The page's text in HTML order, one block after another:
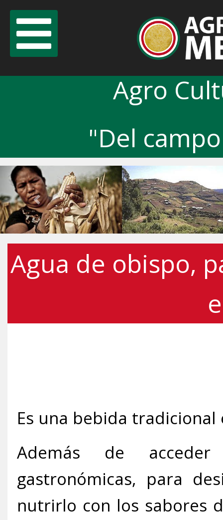
Agro
"Del
Previous
Agua de obispo,
Es una bebida
Además de
gastronómicas, para
nutrirlo con los sabores